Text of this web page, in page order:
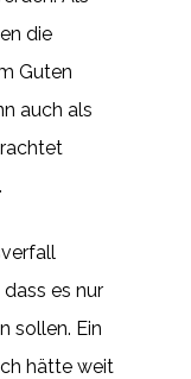
die
Guten
auch als
es nur
sollen. Ein
hätte weit